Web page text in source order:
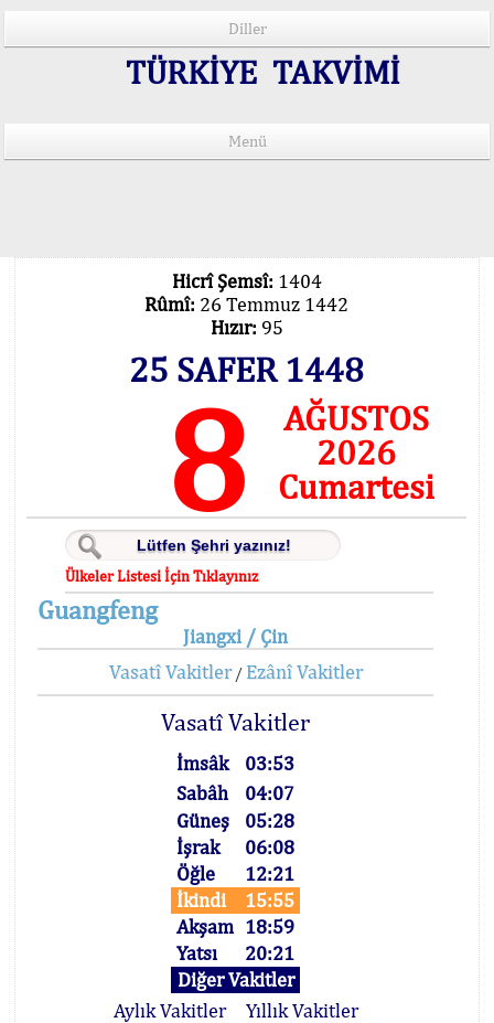
Diller
TÜRKİYE TAKVİMİ
Menü
Hicrî Şemsî: 1404
Rûmî: 26 Temmuz 1442
Hızır: 95
25 SAFER 1448
8
AĞUSTOS
2026
Cumartesi
Ülkeler Listesi İçin Tıklayınız
Guangfeng
Jiangxi / Çin
Vasatî Vakitler/ Ezânî Vakitler
Vasatî Vakitler
İmsâk
03:53
Sabâh
04:07
Güneş
05:28
İşrak
06:08
Öğle
12:21
İkindi
15:55
Akşam 18:59
Yatsı
20:21
Diğer Vakitler
Aylık Vakitler
Yıllık Vakitler